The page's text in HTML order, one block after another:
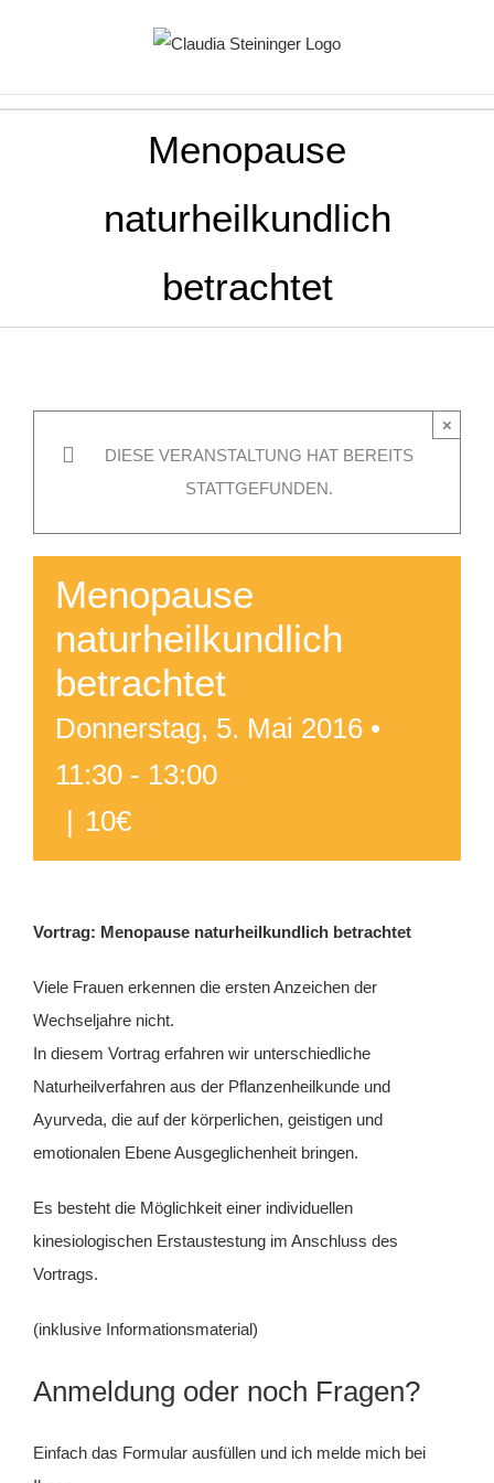
Menopause
naturheilkundlich
betrachtet
DIESE VERANSTALTUNG HAT BEREITS
STATTGEFUNDEN.
×
Menopause
naturheilkundlich
betrachtet
Donnerstag, 5. Mai 2016 •
11:30 - 13:00
| 10€
Vortrag: Menopause naturheilkundlich betrachtet
Viele Frauen erkennen die ersten Anzeichen der
Wechseljahre nicht.
In diesem Vortrag erfahren wir unterschiedliche
Naturheilverfahren aus der Pflanzenheilkunde und
Ayurveda, die auf der körperlichen, geistigen und
emotionalen Ebene Ausgeglichenheit bringen.
Es besteht die Möglichkeit einer individuellen
kinesiologischen Erstaustestung im Anschluss des
Vortrags.
(inklusive Informationsmaterial)
Anmeldung oder noch Fragen?
Einfach das Formular ausfüllen und ich melde mich bei